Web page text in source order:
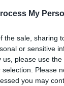
My
the sale, sharing
or sensitive
please use
Please
you may
Mobile Time300
di navigazione
7.2. A